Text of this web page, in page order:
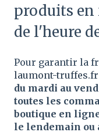
produits en
de l'heure
Pour garantir la
laumont-truffes.fr
du mardi au
toutes les
boutique en
le lendemain ou